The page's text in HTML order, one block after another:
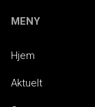
MENY
Hjem
Aktuelt